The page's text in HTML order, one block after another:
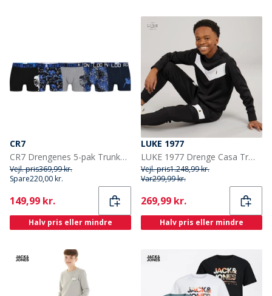
CR7
CR7 Drengenes 5-pak Trunker Multifarvet
Vejl. pris369,99 kr.
Spare220,00 kr.
Current
149,99 kr.
Halv pris eller mindre
LUKE 1977
LUKE 1977 Drenge Casa Træningsdragt Sort/Hvid
Vejl. pris1.248,99 kr.
Var299,99 kr.
Current
269,99 kr.
Halv pris eller mindre